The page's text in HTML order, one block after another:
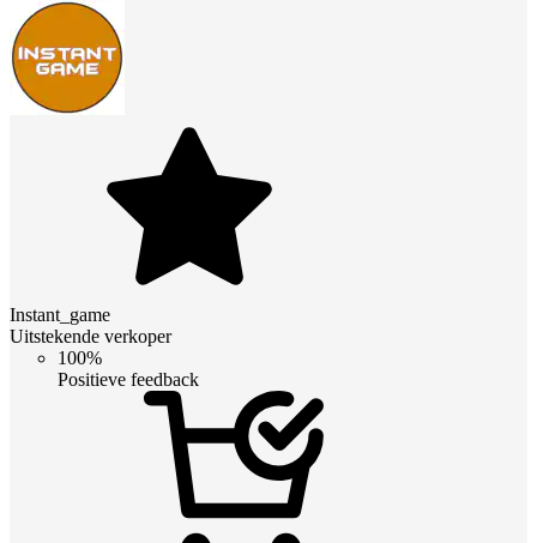
Instant_game
Uitstekende verkoper
100%
Positieve feedback